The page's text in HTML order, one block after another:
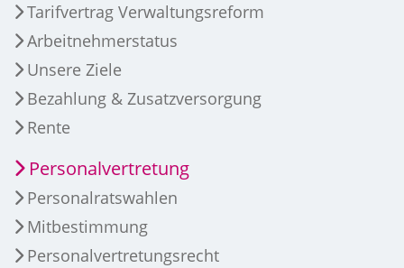
Tarifvertrag Verwaltungsreform
Arbeitnehmerstatus
Unsere Ziele
Bezahlung & Zusatzversorgung
Rente
Personalvertretung
Personalratswahlen
Mitbestimmung
Personalvertretungsrecht